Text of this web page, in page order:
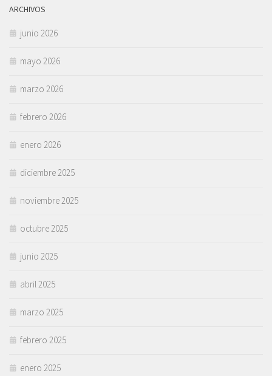
ARCHIVOS
junio 2026
mayo 2026
marzo 2026
febrero 2026
enero 2026
diciembre 2025
noviembre 2025
octubre 2025
junio 2025
abril 2025
marzo 2025
febrero 2025
enero 2025